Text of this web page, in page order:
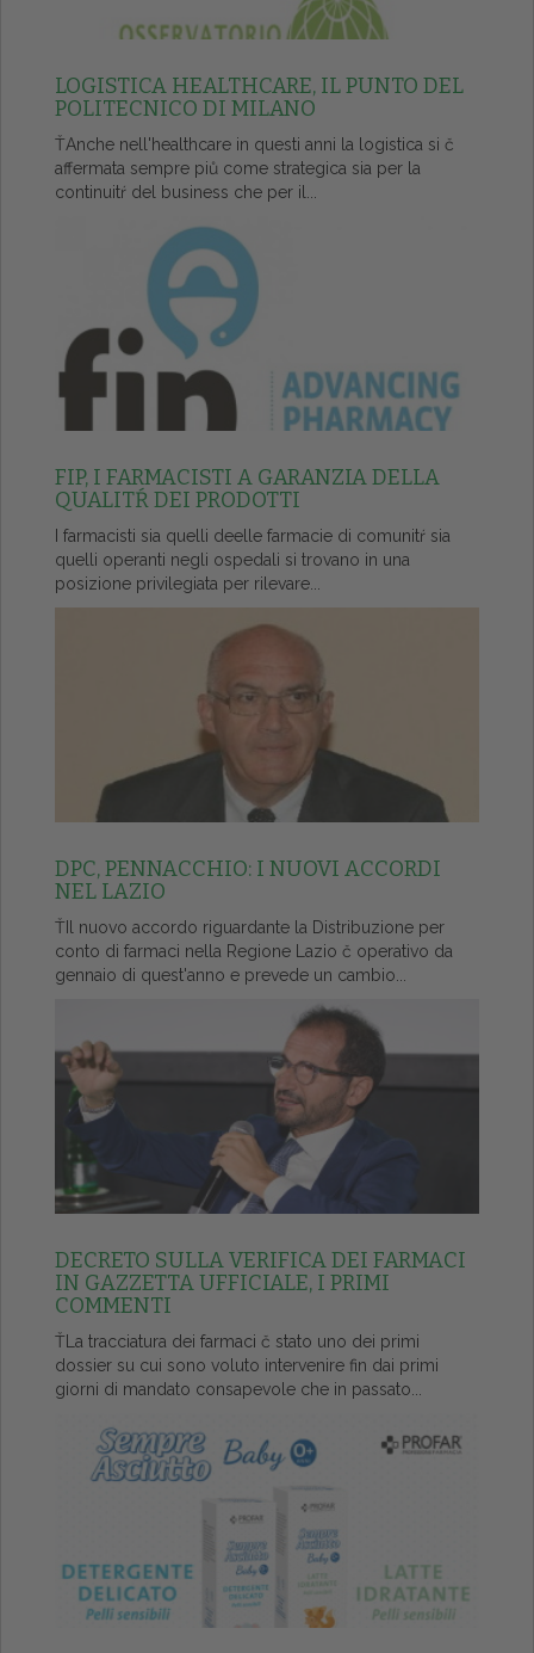
LOGISTICA HEALTHCARE, IL PUNTO DEL
POLITECNICO DI MILANO
ŤAnche nell'healthcare in questi anni la logistica si č
affermata sempre piů come strategica sia per la
continuitŕ del business che per il...
FIP, I FARMACISTI A GARANZIA DELLA
QUALITŔ DEI PRODOTTI
I farmacisti sia quelli deelle farmacie di comunitŕ sia
quelli operanti negli ospedali si trovano in una
posizione privilegiata per rilevare...
DPC, PENNACCHIO: I NUOVI ACCORDI
NEL LAZIO
ŤIl nuovo accordo riguardante la Distribuzione per
conto di farmaci nella Regione Lazio č operativo da
gennaio di quest'anno e prevede un cambio...
DECRETO SULLA VERIFICA DEI FARMACI
IN GAZZETTA UFFICIALE, I PRIMI
COMMENTI
ŤLa tracciatura dei farmaci č stato uno dei primi
dossier su cui sono voluto intervenire fin dai primi
giorni di mandato consapevole che in passato...